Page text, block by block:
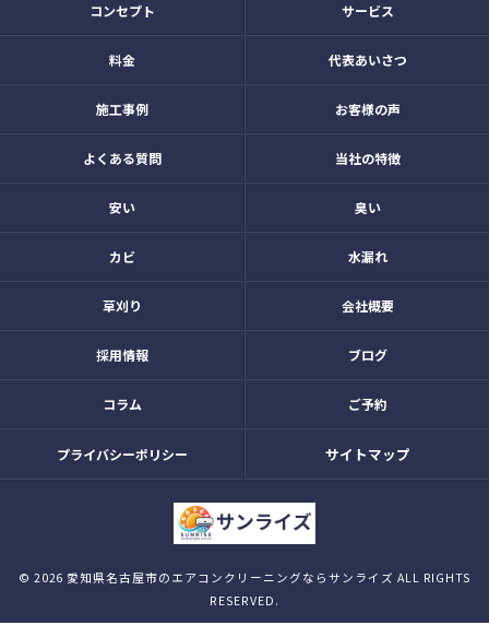
コンセプト サービス
料金 代表あいさつ
施工事例 お客様の声
よくある質問 当社の特徴
安い 臭い
カビ 水漏れ
草刈り 会社概要
採用情報 ブログ
コラム ご予約
プライバシーポリシー サイトマップ
© 2026 愛知県名古屋市のエアコンクリーニングならサンライズ ALL RIGHTS
RESERVED.